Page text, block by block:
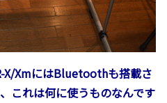
X/XmにはBluetoothも搭載さ
これは何に使うものなんです